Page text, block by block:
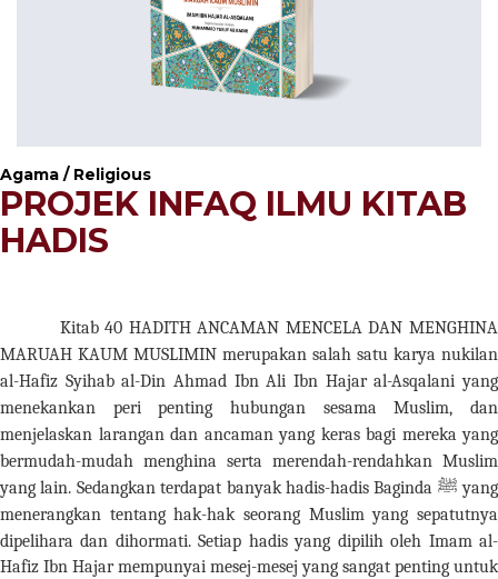
Agama / Religious
PROJEK INFAQ ILMU KITAB
HADIS
Kitab 40 HADITH ANCAMAN MENCELA DAN MENGHINA
MARUAH KAUM MUSLIMIN merupakan salah satu karya nukilan
al-Hafiz Syihab al-Din Ahmad Ibn Ali Ibn Hajar al-Asqalani yang
menekankan peri penting hubungan sesama Muslim, dan
menjelaskan larangan dan ancaman yang keras bagi mereka yang
bermudah-mudah menghina serta merendah-rendahkan Muslim
yang lain. Sedangkan terdapat banyak hadis-hadis Baginda ﷺ yang
menerangkan tentang hak-hak seorang Muslim yang sepatutnya
dipelihara dan dihormati.Setiap hadis yang dipilih oleh Imam al-
Hafiz Ibn Hajar mempunyai mesej-mesej yang sangat penting untuk